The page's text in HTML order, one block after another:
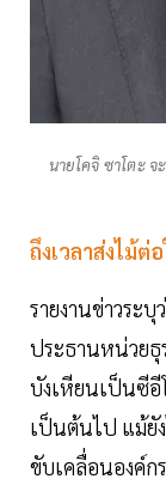
นายโคจิ ซาโตะ
ถึงเวลาส่งไม้ต่
รายงานข่าวระ
ประธานหน่วยธุ
บังเหียนเป็นซีอี
เป็นต้นไป แม้ยั
ขับเคลื่อนองค์